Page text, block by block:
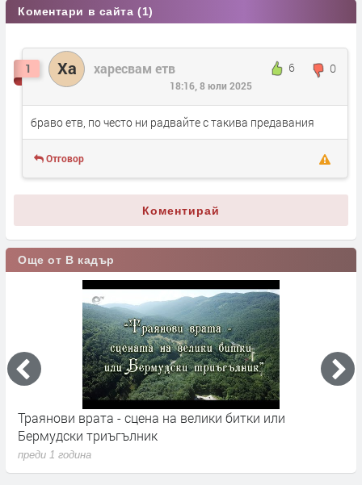
Коментари в сайта (1)
1 Ха харесвам етв 6 0
18:16, 8 юли 2025
браво етв, по често ни радвайте с такива предавания
Отговор
Коментирай
Още от В кадър
Траянови врата - сцена на велики битки или
Бермудски триъгълник
преди 1 година